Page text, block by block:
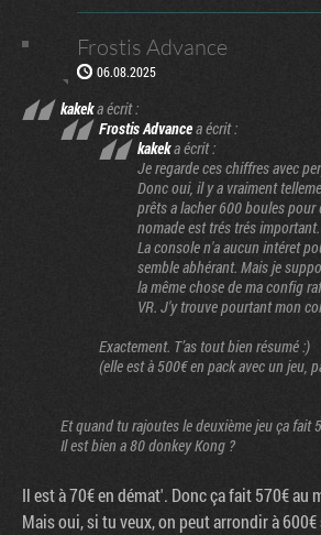
Frostis Advance
06.08.2025
kakeka écrit :
Frostis Advancea écrit :
kakeka écrit :
Je regarde ces chiffres avec
Donc oui, il y a vraiment
prêts a lacher 600 boules
nomade est trés trés important.
La console n'a aucun intéret
semble abhérant. Mais je
la même chose de ma config
VR. J'y trouve pourtant mon
Exactement. T’as tout bien résumé :)
(elle est à 500€ en pack avec un jeu,
Et quand tu rajoutes le deuxième jeu ça fait
Il est bien a 80 donkey Kong ?
Il est à 70€ en démat'. Donc ça fait 570€ au
Mais oui, si tu veux, on peut arrondir à